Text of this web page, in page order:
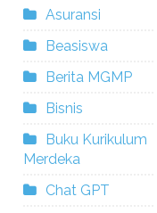
Asuransi
Beasiswa
Berita MGMP
Bisnis
Buku Kurikulum
Merdeka
Chat GPT